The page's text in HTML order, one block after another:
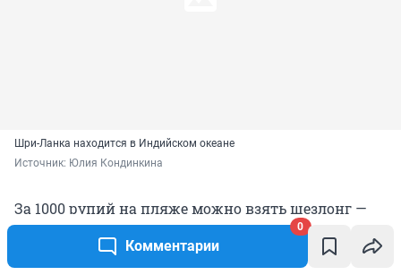
Комментарии
0
Шри-Ланка находится в Индийском океане
Источник: Юлия Кондинкина
За 1000 рупий на пляже можно взять шезлонг —
это примерно 300 рублей. Еще один вариант —
заказать напиток или еду в одном из ресторанов,